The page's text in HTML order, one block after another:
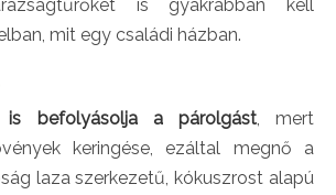
is gyakrabban kell
mit egy családi házban.
is befolyásolja a párolgást, mert
keringése, ezáltal megnő a
laza szerkezetű, kókuszrost alapú